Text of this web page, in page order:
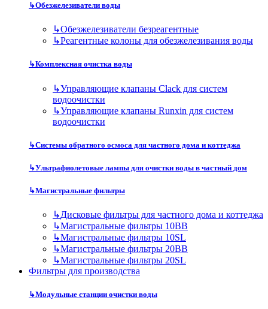
↳Обезжелезиватели воды
↳Обезжелезиватели безреагентные
↳Реагентные колоны для обезжелезивания воды
↳Комплексная очистка воды
↳Управляющие клапаны Clack для систем
водоочистки
↳Управляющие клапаны Runxin для систем
водоочистки
↳Системы обратного осмоса для частного дома и коттеджа
↳Ультрафиолетовые лампы для очистки воды в частный дом
↳Магистральные фильтры
↳Дисковые фильтры для частного дома и коттеджа
↳Магистральные фильтры 10BB
↳Магистральные фильтры 10SL
↳Магистральные фильтры 20BB
↳Магистральные фильтры 20SL
Фильтры для производства
↳Модульные станции очистки воды